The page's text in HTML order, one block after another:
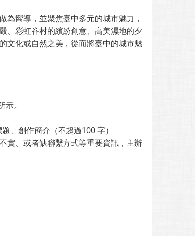
為嚮導，並聚焦臺中多元的城市魅力，
、彩虹眷村的繽紛創意、高美濕地的夕
文化或自然之美，從而將臺中的城市魅
。
、創作簡介（不超過100 字）
實、或者缺聯繫方式等重要資訊，主辦